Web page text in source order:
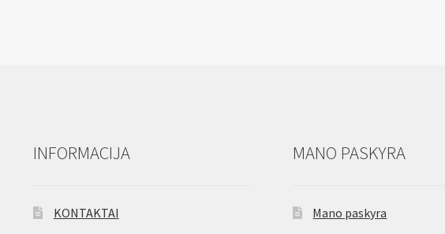
INFORMACIJA
KONTAKTAI
MANO PASKYRA
Mano paskyra